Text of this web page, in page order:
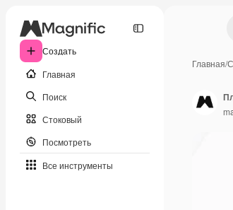
Создать
Главная
Поиск
Стоковый
Посмотреть
Все инструменты
Главная/